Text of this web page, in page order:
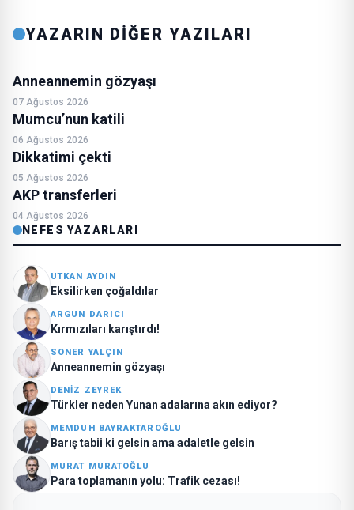
YAZARIN DİĞER YAZILARI
Anneannemin gözyaşı
07 Ağustos 2026
Mumcu’nun katili
06 Ağustos 2026
Dikkatimi çekti
05 Ağustos 2026
AKP transferleri
04 Ağustos 2026
NEFES YAZARLARI
UTKAN AYDIN
Eksilirken çoğaldılar
ARGUN DARICI
Kırmızıları karıştırdı!
SONER YALÇIN
Anneannemin gözyaşı
DENIZ ZEYREK
Türkler neden Yunan adalarına akın ediyor?
MEMDUH BAYRAKTAROĞLU
Barış tabii ki gelsin ama adaletle gelsin
MURAT MURATOĞLU
Para toplamanın yolu: Trafik cezası!